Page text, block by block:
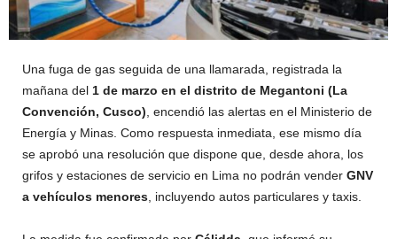
Una fuga de gas seguida de una llamarada, registrada la
mañana del 1 de marzo en el distrito de Megantoni (La
Convención, Cusco), encendió las alertas en el Ministerio de
Energía y Minas. Como respuesta inmediata, ese mismo día
se aprobó una resolución que dispone que, desde ahora, los
grifos y estaciones de servicio en Lima no podrán vender GNV
a vehículos menores, incluyendo autos particulares y taxis.